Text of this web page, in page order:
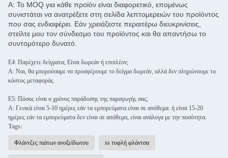
Α: Το MOQ για κάθε προϊόν είναι διαφορετικό, επομένως
συνιστάται να ανατρέξετε στη σελίδα λεπτομερειών του προϊόντος
που σας ενδιαφέρει. Εάν χρειάζεστε περαιτέρω διευκρινίσεις,
στείλτε μου τον σύνδεσμο του προϊόντος και θα απαντήσω το
συντομότερο δυνατό.
Ε4: Παρέχετε δείγματα; Είναι δωρεάν ή επιπλέον;
Α: Ναι, θα μπορούσαμε να προσφέρουμε το δείγμα δωρεάν, αλλά δεν πληρώνουμε το
κόστος μεταφοράς.
Ε5: Πόσος είναι ο χρόνος παράδοσης της παραγωγής σας;
Α: Γενικά είναι 5-10 ημέρες εάν τα εμπορεύματα είναι σε απόθεμα. ή είναι 15-20
ημέρες εάν τα εμπορεύματα δεν είναι σε απόθεμα, είναι ανάλογα με την ποσότητα.
Tags:
Φλάντζες πιάτων ανοξείδωτου ss τυφλή φλάντσα